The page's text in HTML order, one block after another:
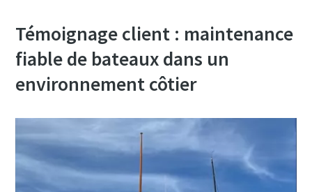
Témoignage client : maintenance
fiable de bateaux dans un
environnement côtier